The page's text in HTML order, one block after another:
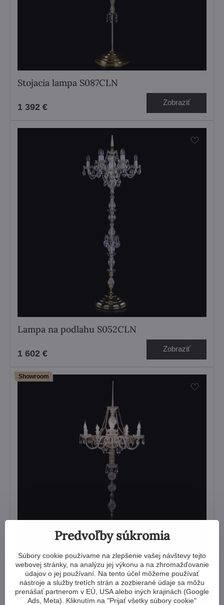
Stojacia lampa S087CLN
1 392 € Zobraziť
Lampa na podlahu S052CLN
1 602 € Zobraziť
Showroom
Podlahová lampa ES100501K
1 935 € Zobraziť
Predvoľby súkromia
Súbory cookie používame na zlepšenie vašej návštevy tejto
webovej stránky, na analýzu jej výkonu a na zhromažďovanie
údajov o jej používaní. Na tento účel môžeme používať
nástroje a služby tretích strán a zozbierané údaje sa môžu
prenášať partnerom v EÚ, USA alebo iných krajinách (Google
Ads, Meta). Kliknutím na "Prijať všetky súbory cookie"